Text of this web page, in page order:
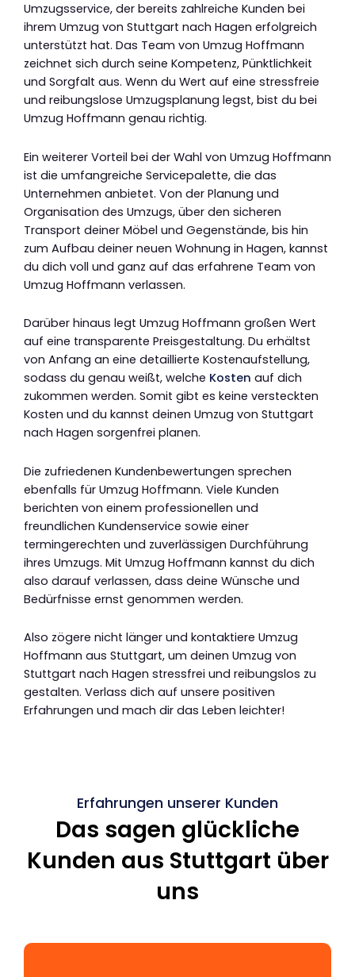
Umzugsservice, der bereits zahlreiche Kunden bei
ihrem Umzug von Stuttgart nach Hagen erfolgreich
unterstützt hat. Das Team von Umzug Hoffmann
zeichnet sich durch seine Kompetenz, Pünktlichkeit
und Sorgfalt aus. Wenn du Wert auf eine stressfreie
und reibungslose Umzugsplanung legst, bist du bei
Umzug Hoffmann genau richtig.
Ein weiterer Vorteil bei der Wahl von Umzug Hoffmann
ist die umfangreiche Servicepalette, die das
Unternehmen anbietet. Von der Planung und
Organisation des Umzugs, über den sicheren
Transport deiner Möbel und Gegenstände, bis hin
zum Aufbau deiner neuen Wohnung in Hagen, kannst
du dich voll und ganz auf das erfahrene Team von
Umzug Hoffmann verlassen.
Darüber hinaus legt Umzug Hoffmann großen Wert
auf eine transparente Preisgestaltung. Du erhältst
von Anfang an eine detaillierte Kostenaufstellung,
sodass du genau weißt, welche Kosten auf dich
zukommen werden. Somit gibt es keine versteckten
Kosten und du kannst deinen Umzug von Stuttgart
nach Hagen sorgenfrei planen.
Die zufriedenen Kundenbewertungen sprechen
ebenfalls für Umzug Hoffmann. Viele Kunden
berichten von einem professionellen und
freundlichen Kundenservice sowie einer
termingerechten und zuverlässigen Durchführung
ihres Umzugs. Mit Umzug Hoffmann kannst du dich
also darauf verlassen, dass deine Wünsche und
Bedürfnisse ernst genommen werden.
Also zögere nicht länger und kontaktiere Umzug
Hoffmann aus Stuttgart, um deinen Umzug von
Stuttgart nach Hagen stressfrei und reibungslos zu
gestalten. Verlass dich auf unsere positiven
Erfahrungen und mach dir das Leben leichter!
Erfahrungen unserer Kunden
Das sagen glückliche
Kunden aus Stuttgart über
uns